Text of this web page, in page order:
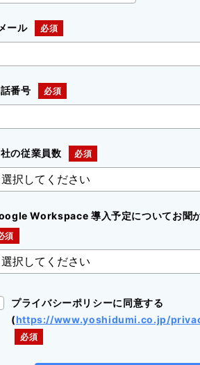
ール
番号
の従業員数
Workspace 導入予定についてお聞
プライバシーポリシーに同意する
(https://www.yoshidumi.co.jp/